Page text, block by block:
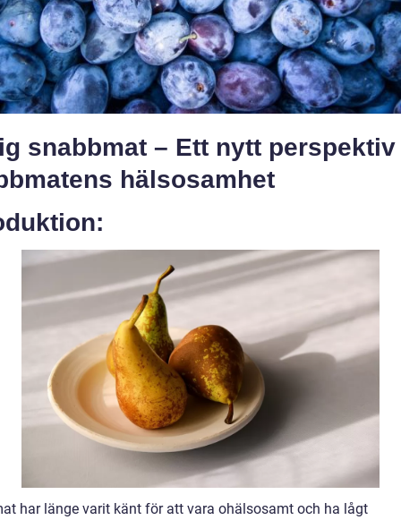
snabbmat – Ett nytt perspektiv
hälsosamhet
har länge varit känt för att vara ohälsosamt och ha lågt